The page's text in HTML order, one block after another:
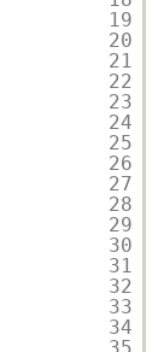
19
20
21
22
23
24
25
26
27
28
29
30
31
32
33
34